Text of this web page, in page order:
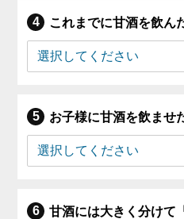
これまでに甘酒を飲ん
お子様に甘酒を飲ませ
甘酒には大きく分けて